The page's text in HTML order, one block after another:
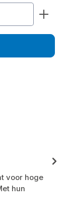
voor hoge
hun